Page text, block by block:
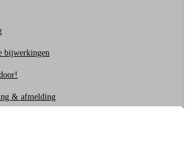
bijwerkingen
& afmelding